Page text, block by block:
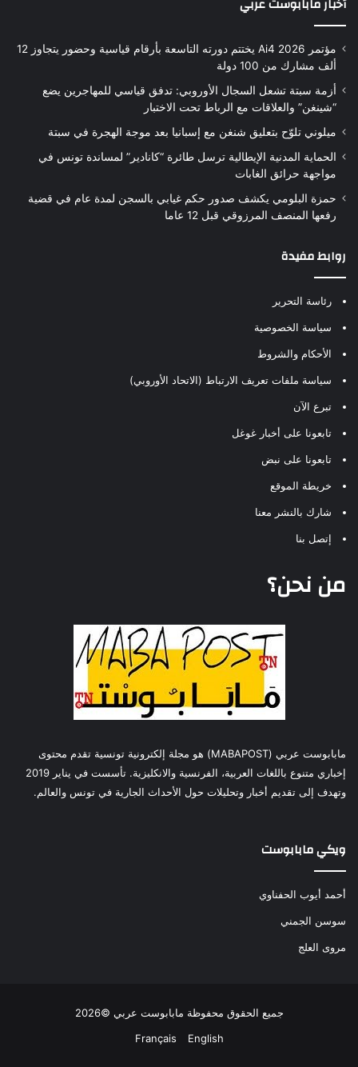
أخبار مابابوست عربي
مؤتمر Ai4 2026 يختتم دورته التاسعة بأرقام قياسية وحضور يتجاوز 12
ألف مشارك من 100 دولة
أزمة سبتة تشعل السجال الأوروبي: تدفق قياسي للمهاجرين يضع
“شينغن” والعلاقات مع الرباط تحت الاختبار
ميلوني تلوّح بتعليق شنغن مع إسبانيا بعد موجة الهجرة في سبتة
الحماية المدنية الإيطالية ترسل طائرة “كانادير” لمساندة تونس في
مواجهة حرائق الغابات
حمزة البلومي يكشف صدور حكم غيابي بالسجن لمدة عام في قضية
رفعها المنصف المرزوقي قبل 12 عاما
روابط مفيدة
رئاسة التحرير
سياسة الخصوصية
الأحكام والشروط
سياسة ملفات تعريف الارتباط (الاتحاد الأوروبي)
تبرع الآن
تابعونا على أخبار غوغل
تابعونا على نبض
خريطة الموقع
شارك بالنشر معنا
إتصل بنا
من نحن؟
مابابوست عربي (MABAPOST) هو مجلة إلكترونية تونسية تقدم محتوى
إخباري متنوع باللغات العربية، الفرنسية والانكليزية. تأسست في يناير 2019
وتهدف إلى تقديم أخبار وتحليلات حول الأحداث الجارية في تونس والعالم.
ويكي مابابوست
أحمد أيوب الحفناوي
سوسن الجمني
مروى العلج
جميع الحقوق محفوظة مابابوست عربي ©2026
English
Français